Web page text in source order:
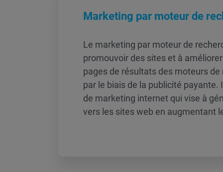
Marketing par moteur de
Le marketing par moteur de
promouvoir des sites et à
pages de résultats des moteurs de
par le biais de la publicité payante.
de marketing internet qui vise à
vers les sites web en augmentant